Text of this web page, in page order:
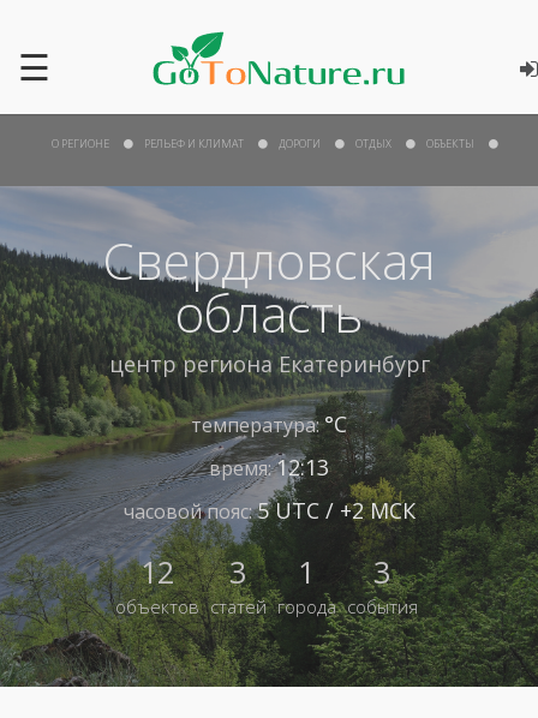
☰
Свердловская
область
центр регионаЕкатеринбург
температура:°С
время:12:13
часовой пояс:5 UTC / +2 МСК
12
объектов
3
статей
1
города
3
события
О РЕГИОНЕ РЕЛЬЕФ И КЛИМАТ ДОРОГИ ОТДЫХ ОБЪЕКТЫ